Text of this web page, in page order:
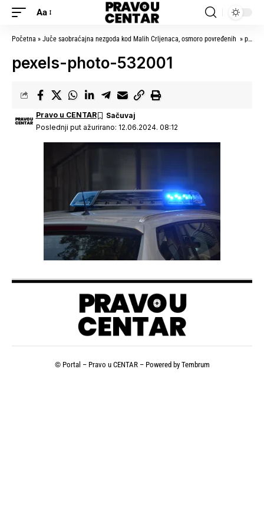
Aa
Početna » Juče saobraćajna nezgoda kod Malih Crljenaca, osmoro povređenih » pexels-photo-532001
pexels-photo-532001
Poslednji put ažurirano: 12.06.2024. 08:12
Pravo u CENTAR
© Portal – Pravo u CENTAR – Powered by Tembrum